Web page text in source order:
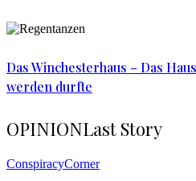
Das Winchesterhaus – Das
werden durfte
OPINIONLast Story
ConspiracyCorner